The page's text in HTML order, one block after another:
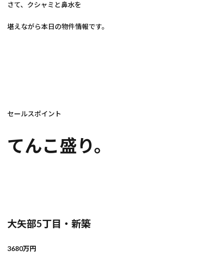
さて、クシャミと鼻水を
堪えながら本日の物件情報です。
セールスポイント
てんこ盛り。
大矢部5丁目・新築
3680万円